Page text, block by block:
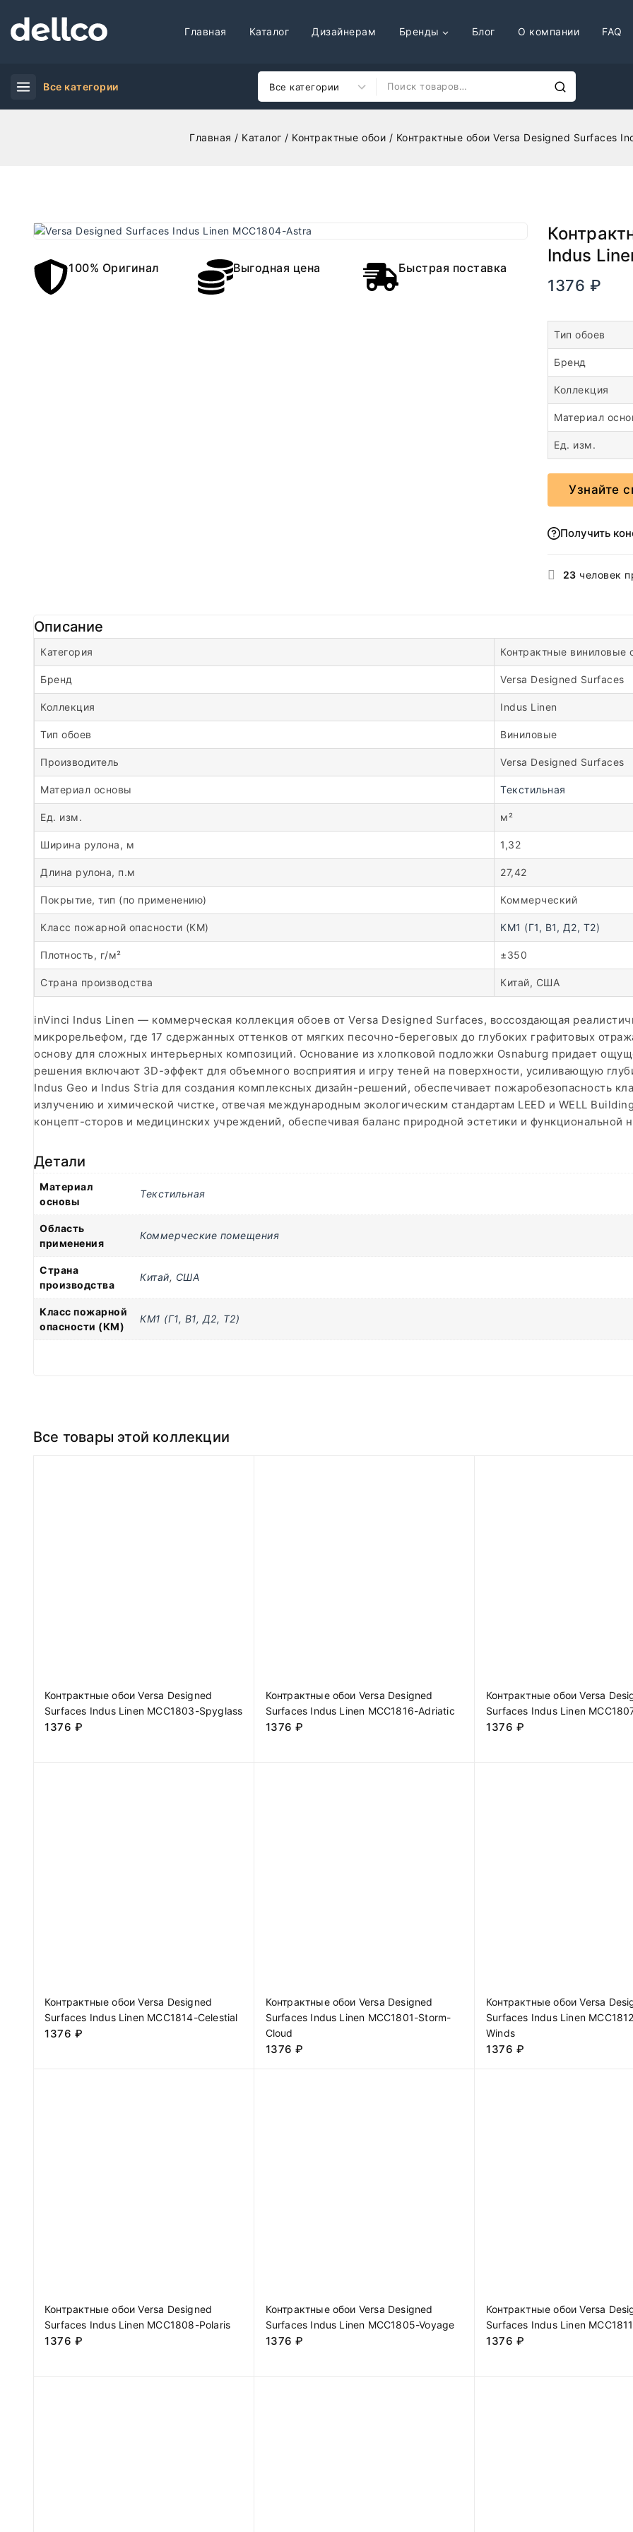
Главная Каталог Дизайнерам Бренды Блог О компании FAQ
Все категории
Главная / Каталог / Контрактные обои / Контрактные обои Versa Designed Surfaces
100% Оригинал Выгодная цена Быстрая поставка
Indus
1376 ₽
Тип обоев
Бренд
Коллекция
Материал
Ед. изм.
Узнайте
Получить
23 человек
Описание
Категория Контрактные виниловые
Бренд Versa Designed Surfaces
Коллекция Indus Linen
Тип обоев Виниловые
Производитель Versa Designed Surfaces
Материал основы Текстильная
Ед. изм. м²
Ширина рулона, м 1,32
Длина рулона, п.м 27,42
Покрытие, тип (по применению) Коммерческий
Класс пожарной опасности (КМ) КМ1 (Г1, В1, Д2, Т2)
Плотность, г/м² ±350
Страна производства Китай, США
inVinci Indus Linen — коммерческая коллекция обоев от Versa Designed Surfaces, воссоздающая
микрорельефом, где 17 сдержанных оттенков от мягких песочно-береговых до глубоких графитовых
основу для сложных интерьерных композиций. Основание из хлопковой подложки Osnaburg придает
решения включают 3D-эффект для объемного восприятия и игру теней на поверхности, усиливающую
Indus Geo и Indus Stria для создания комплексных дизайн-решений, обеспечивает пожаробезопасность
излучению и химической чистке, отвечая международным экологическим стандартам LEED и WELL
концепт-сторов и медицинских учреждений, обеспечивая баланс природной эстетики и функциональной
Детали
Материал
основы
Текстильная
Область
применения
Коммерческие помещения
Страна
производства
Китай, США
Класс пожарной
опасности (КМ)
КМ1 (Г1, В1, Д2, Т2)
Все товары этой коллекции
Контрактные обои Versa Designed
Surfaces Indus Linen MCC1803-Spyglass
1376 ₽
Контрактные обои Versa Designed
Surfaces Indus Linen MCC1816-Adriatic
1376 ₽
Контрактные обои Versa
Surfaces Indus Linen
1376 ₽
Контрактные обои Versa Designed
Surfaces Indus Linen MCC1814-Celestial
1376 ₽
Контрактные обои Versa Designed
Surfaces Indus Linen MCC1801-Storm-
Cloud
1376 ₽
Контрактные обои Versa
Surfaces Indus Linen
Winds
1376 ₽
Контрактные обои Versa Designed
Surfaces Indus Linen MCC1808-Polaris
1376 ₽
Контрактные обои Versa Designed
Surfaces Indus Linen MCC1805-Voyage
1376 ₽
Контрактные обои Versa
Surfaces Indus Linen
1376 ₽